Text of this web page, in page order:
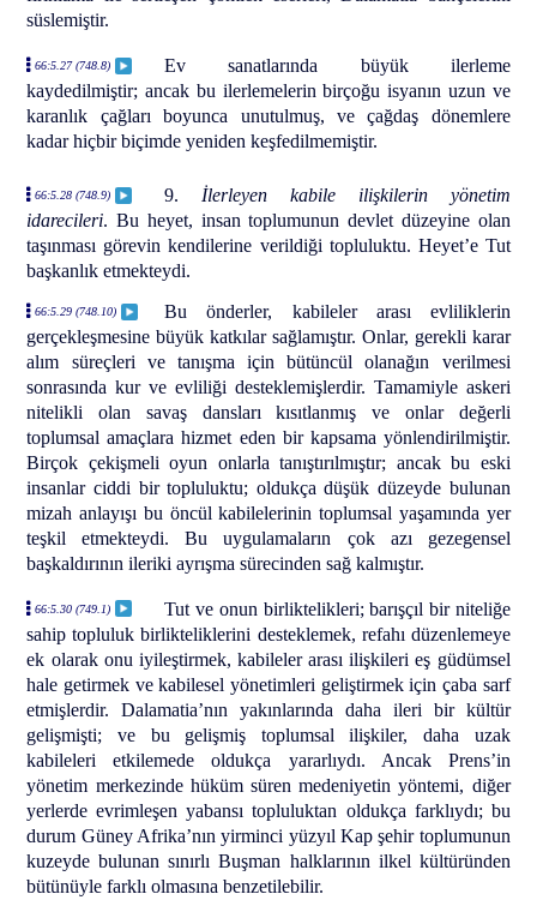
süslemiştir.
66:5.27 (748.8)
Ev sanatlarında büyük ilerleme
kaydedilmiştir; ancak bu ilerlemelerin birçoğu isyanın uzun ve
karanlık çağları boyunca unutulmuş, ve çağdaş dönemlere
kadar hiçbir biçimde yeniden keşfedilmemiştir.
66:5.28 (748.9) 9. İlerleyen kabile ilişkilerin yönetim
idarecileri. Bu heyet, insan toplumunun devlet düzeyine olan
taşınması görevin kendilerine verildiği topluluktu. Heyet’e Tut
başkanlık etmekteydi.
66:5.29 (748.10)
Bu önderler, kabileler arası evliliklerin
gerçekleşmesine büyük katkılar sağlamıştır. Onlar, gerekli karar
alım süreçleri ve tanışma için bütüncül olanağın verilmesi
sonrasında kur ve evliliği desteklemişlerdir. Tamamiyle askeri
nitelikli olan savaş dansları kısıtlanmış ve onlar değerli
toplumsal amaçlara hizmet eden bir kapsama yönlendirilmiştir.
Birçok çekişmeli oyun onlarla tanıştırılmıştır; ancak bu eski
insanlar ciddi bir topluluktu; oldukça düşük düzeyde bulunan
mizah anlayışı bu öncül kabilelerinin toplumsal yaşamında yer
teşkil etmekteydi. Bu uygulamaların çok azı gezegensel
başkaldırının ileriki ayrışma sürecinden sağ kalmıştır.
66:5.30 (749.1)
Tut ve onun birliktelikleri; barışçıl bir niteliğe
sahip topluluk birlikteliklerini desteklemek, refahı düzenlemeye
ek olarak onu iyileştirmek, kabileler arası ilişkileri eş güdümsel
hale getirmek ve kabilesel yönetimleri geliştirmek için çaba sarf
etmişlerdir. Dalamatia’nın yakınlarında daha ileri bir kültür
gelişmişti; ve bu gelişmiş toplumsal ilişkiler, daha uzak
kabileleri etkilemede oldukça yararlıydı. Ancak Prens’in
yönetim merkezinde hüküm süren medeniyetin yöntemi, diğer
yerlerde evrimleşen yabansı topluluktan oldukça farklıydı; bu
durum Güney Afrika’nın yirminci yüzyıl Kap şehir toplumunun
kuzeyde bulunan sınırlı Buşman halklarının ilkel kültüründen
bütünüyle farklı olmasına benzetilebilir.